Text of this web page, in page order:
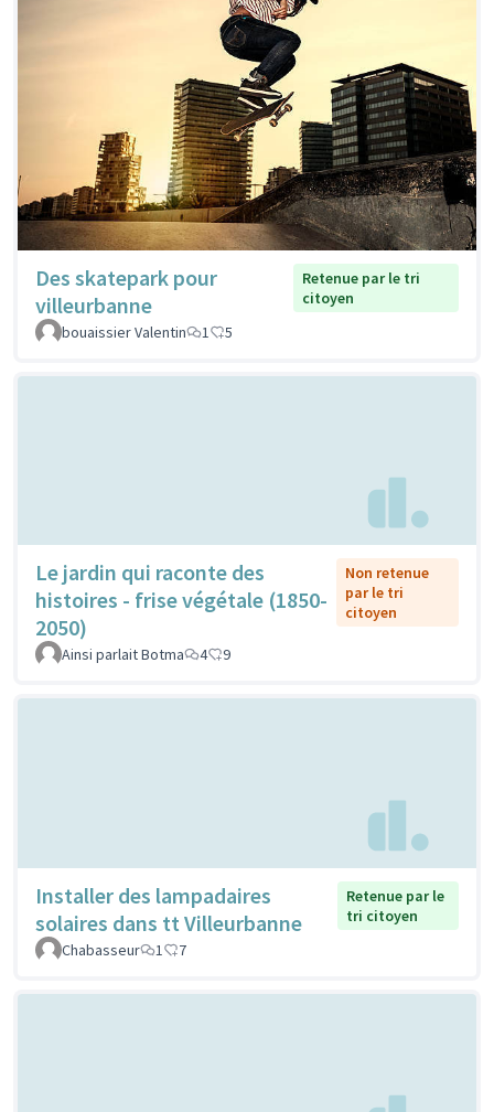
Des skatepark pour
villeurbanne
Retenue par le tri
citoyen
bouaissier Valentin
1 5
Le jardin qui raconte des
histoires - frise végétale (1850-
2050)
Non retenue
par le tri
citoyen
Ainsi parlait Botma 4 9
Installer des lampadaires
solaires dans tt Villeurbanne
Retenue par le
tri citoyen
Chabasseur
1 7